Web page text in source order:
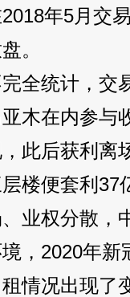
年5月交
。
全统计，交
木在内参与
此后获利离
楼便套利37
业权分散，
，2020年
情况出现了